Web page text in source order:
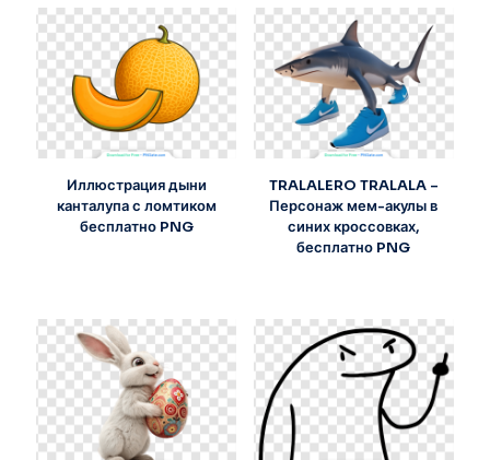
Иллюстрация дыни
канталупа с ломтиком
бесплатно PNG
TRALALERO TRALALA –
Персонаж мем-акулы в
синих кроссовках,
бесплатно PNG